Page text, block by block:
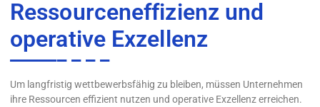
Ressourceneffizienz und
operative Exzellenz
Um langfristig wettbewerbsfähig zu bleiben, müssen Unternehmen
ihre Ressourcen effizient nutzen und operative Exzellenz erreichen.